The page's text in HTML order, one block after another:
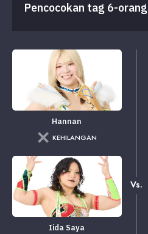
Pencocokan tag 6-orang
Hannan
KEHILANGAN
Iida Saya
Vs.